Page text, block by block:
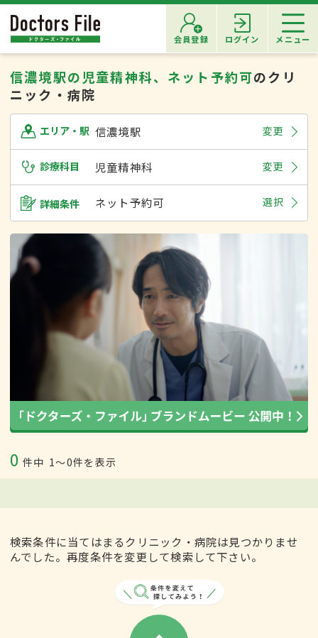
会員登録 ログイン メニュー
信濃境駅の児童精神科、ネット予約可のクリ
ニック・病院
エリア・駅 信濃境駅 変更
診療科目 児童精神科 変更
詳細条件 ネット予約可 選択
0 件中 1〜0件を表示
検索条件に当てはまるクリニック・病院は見つかりませ
んでした。再度条件を変更して検索して下さい。